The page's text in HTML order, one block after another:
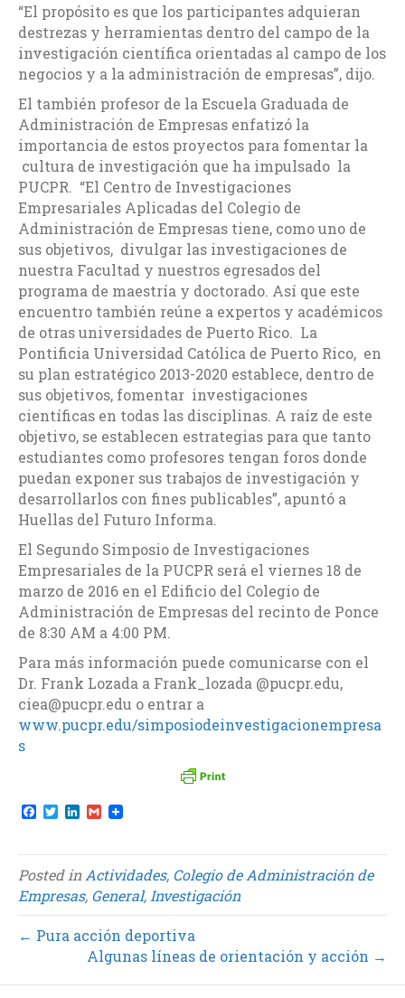
“El propósito es que los participantes adquieran
destrezas y herramientas dentro del campo de la
investigación científica orientadas al campo de los
negocios y a la administración de empresas”, dijo.
El también profesor de la Escuela Graduada de
Administración de Empresas enfatizó la
importancia de estos proyectos para fomentar la
cultura de investigación que ha impulsado la
PUCPR. “El Centro de Investigaciones
Empresariales Aplicadas del Colegio de
Administración de Empresas tiene, como uno de
sus objetivos, divulgar las investigaciones de
nuestra Facultad y nuestros egresados del
programa de maestría y doctorado. Así que este
encuentro también reúne a expertos y académicos
de otras universidades de Puerto Rico. La
Pontificia Universidad Católica de Puerto Rico, en
su plan estratégico 2013-2020 establece, dentro de
sus objetivos, fomentar investigaciones
científicas en todas las disciplinas. A raíz de este
objetivo, se establecen estrategias para que tanto
estudiantes como profesores tengan foros donde
puedan exponer sus trabajos de investigación y
desarrollarlos con fines publicables”, apuntó a
Huellas del Futuro Informa.
El Segundo Simposio de Investigaciones
Empresariales de la PUCPR será el viernes 18 de
marzo de 2016 en el Edificio del Colegio de
Administración de Empresas del recinto de Ponce
de 8:30 AM a 4:00 PM.
Para más información puede comunicarse con el
Dr. Frank Lozada a Frank_lozada @pucpr.edu,
ciea@pucpr.edu o entrar a
www.pucpr.edu/simposiodeinvestigacionempresa
s
F
e
b
o
o
k
T
t
t
e
r
L
k
e
d
I
n
G
i
l
Posted inActividades, Colegio de Administración de
Empresas, General, Investigación
← Pura acción deportiva
Algunas líneas de orientación y acción →